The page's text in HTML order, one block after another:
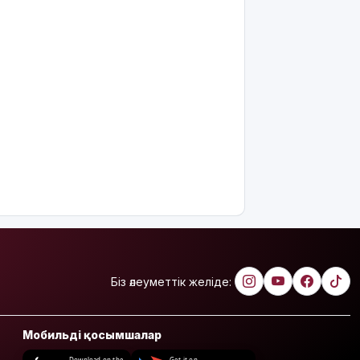
Біз әлеуметтік желіде:
Мобильді қосымшалар